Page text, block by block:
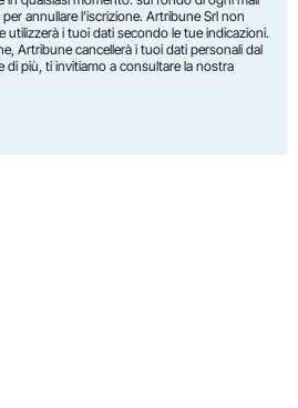
annullare l’iscrizione. Artribune Srl non
utilizzerà i tuoi dati secondo le tue indicazioni.
Artribune cancellerà i tuoi dati personali dal
di più, ti invitiamo a consultare la nostra